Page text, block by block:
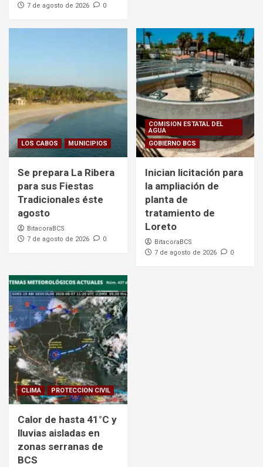
7 de agosto de 2026
0
LOS CABOS MUNICIPIOS
Se prepara La Ribera
para sus Fiestas
Tradicionales éste
agosto
BitacoraBCS
7 de agosto de 2026
0
COMISION ESTATAL DEL
AGUA
GOBIERNO BCS
Inician licitación para
la ampliación de
planta de
tratamiento de
Loreto
BitacoraBCS
7 de agosto de 2026
0
CLIMA PROTECCION CIVIL
Calor de hasta 41°C y
lluvias aisladas en
zonas serranas de
BCS